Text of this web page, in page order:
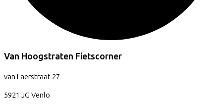
Van Hoogstraten Fietscorner
van Laerstraat 27
5921 JG Venlo